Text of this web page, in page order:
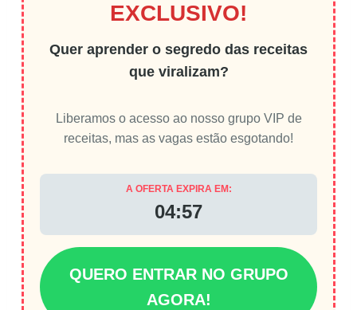
EXCLUSIVO!
Quer aprender o segredo das receitas
que viralizam?
Liberamos o acesso ao nosso grupo VIP de
receitas, mas as vagas estão esgotando!
A OFERTA EXPIRA EM:
04:56
QUERO ENTRAR NO GRUPO
AGORA!